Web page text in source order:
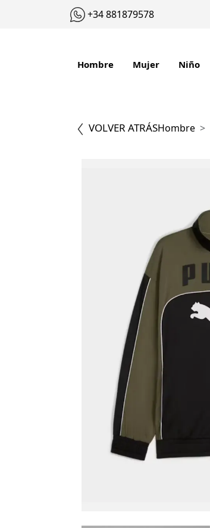
+34 881879578
Hombre Mujer Niño
VOLVER ATRÁSHombre